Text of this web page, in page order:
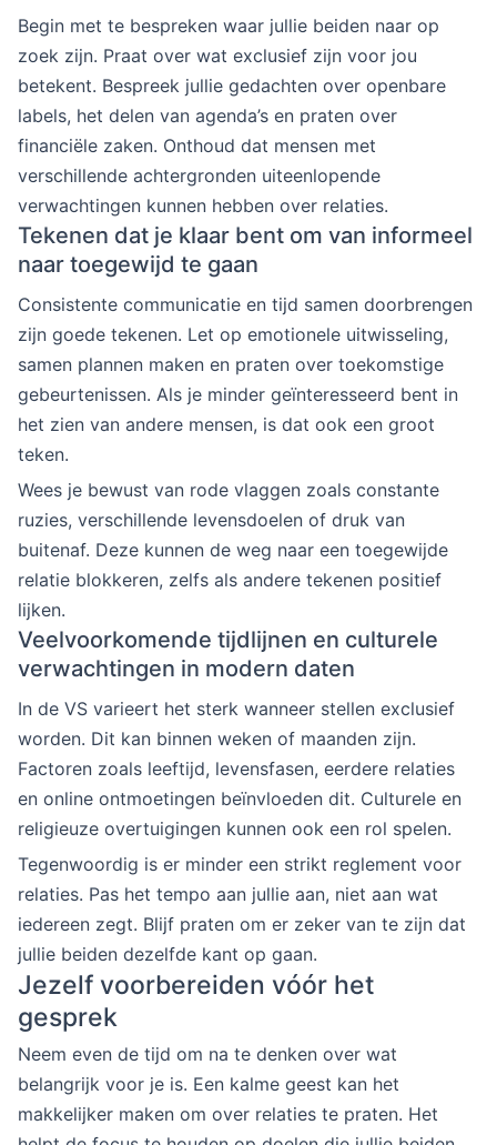
Begin met te bespreken waar jullie beiden naar op
zoek zijn. Praat over wat exclusief zijn voor jou
betekent. Bespreek jullie gedachten over openbare
labels, het delen van agenda’s en praten over
financiële zaken. Onthoud dat mensen met
verschillende achtergronden uiteenlopende
verwachtingen kunnen hebben over relaties.
Tekenen dat je klaar bent om van informeel
naar toegewijd te gaan
Consistente communicatie en tijd samen doorbrengen
zijn goede tekenen. Let op emotionele uitwisseling,
samen plannen maken en praten over toekomstige
gebeurtenissen. Als je minder geïnteresseerd bent in
het zien van andere mensen, is dat ook een groot
teken.
Wees je bewust van rode vlaggen zoals constante
ruzies, verschillende levensdoelen of druk van
buitenaf. Deze kunnen de weg naar een toegewijde
relatie blokkeren, zelfs als andere tekenen positief
lijken.
Veelvoorkomende tijdlijnen en culturele
verwachtingen in modern daten
In de VS varieert het sterk wanneer stellen exclusief
worden. Dit kan binnen weken of maanden zijn.
Factoren zoals leeftijd, levensfasen, eerdere relaties
en online ontmoetingen beïnvloeden dit. Culturele en
religieuze overtuigingen kunnen ook een rol spelen.
Tegenwoordig is er minder een strikt reglement voor
relaties. Pas het tempo aan jullie aan, niet aan wat
iedereen zegt. Blijf praten om er zeker van te zijn dat
jullie beiden dezelfde kant op gaan.
Jezelf voorbereiden vóór het
gesprek
Neem even de tijd om na te denken over wat
belangrijk voor je is. Een kalme geest kan het
makkelijker maken om over relaties te praten. Het